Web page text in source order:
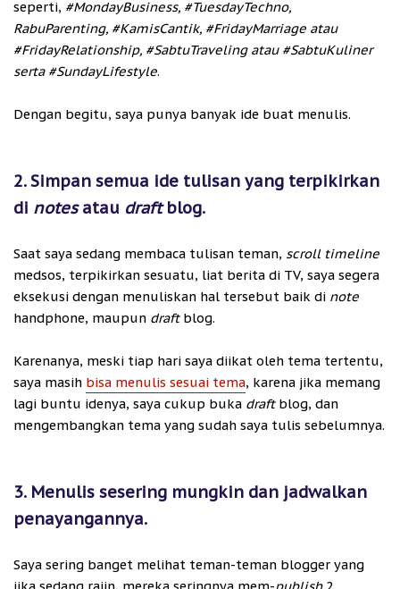
seperti, #MondayBusiness, #TuesdayTechno,
RabuParenting, #KamisCantik, #FridayMarriage atau
#FridayRelationship, #SabtuTraveling atau #SabtuKuliner
serta #SundayLifestyle.
Dengan begitu, saya punya banyak ide buat menulis.
2. Simpan semua ide tulisan yang terpikirkan
di notesatau draftblog.
Saat saya sedang membaca tulisan teman, scroll timeline
medsos, terpikirkan sesuatu, liat berita di TV, saya segera
eksekusi dengan menuliskan hal tersebut baik di note
handphone, maupun draft blog.
Karenanya, meski tiap hari saya diikat oleh tema tertentu,
saya masih bisa menulis sesuai tema, karena jika memang
lagi buntu idenya, saya cukup buka draft blog, dan
mengembangkan tema yang sudah saya tulis sebelumnya.
3. Menulis sesering mungkin dan jadwalkan
penayangannya.
Saya sering banget melihat teman-teman blogger yang